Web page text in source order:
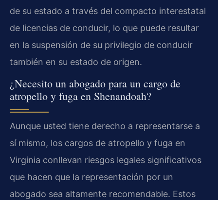
de su estado a través del compacto interestatal
de licencias de conducir, lo que puede resultar
en la suspensión de su privilegio de conducir
también en su estado de origen.
¿Necesito un abogado para un cargo de
atropello y fuga en Shenandoah?
Aunque usted tiene derecho a representarse a
sí mismo, los cargos de atropello y fuga en
Virginia conllevan riesgos legales significativos
que hacen que la representación por un
abogado sea altamente recomendable. Estos